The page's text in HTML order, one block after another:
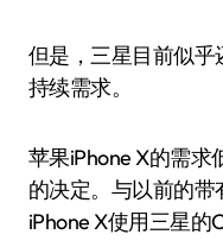
但是，三星目前似
持续需求。
苹果iPhone X的需求
的决定。与以前的带
iPhone X使用三星的